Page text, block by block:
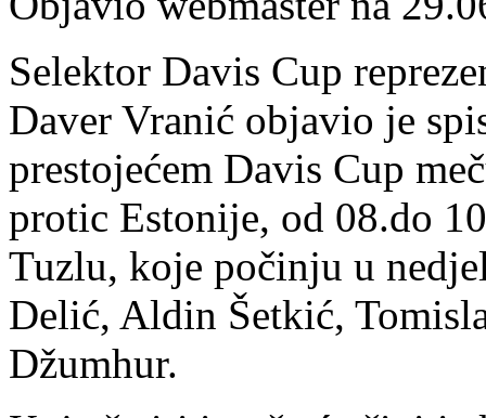
Selektor Davis Cup
Daver Vranić objavio je
prestojećem Davis Cup
protic Estonije, od 08.do
Tuzlu, koje počinju u
Delić, Aldin Šetkić,
Džumhur.